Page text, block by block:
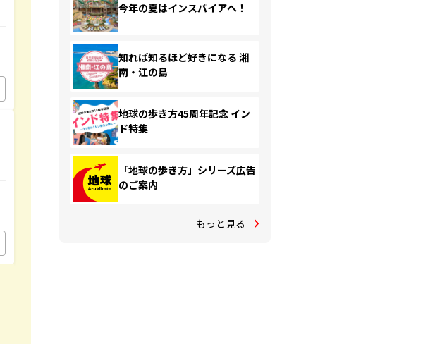
今年の夏はインスパイアへ！
知れば知るほど好きになる 湘
南・江の島
地球の歩き方45周年記念 イン
ド特集
「地球の歩き方」シリーズ広告
のご案内
もっと見る